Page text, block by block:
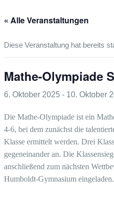
« Alle Veranstaltungen
Diese Veranstaltung hat bereits
Mathe-Olympiade
6. Oktober 2025 - 10. Oktober
Die Mathe-Olympiade ist ein
4-6, bei dem zunächst die
Klasse ermittelt werden. Drei
gegeneinander an. Die
anschließend zum nächsten
Humboldt-Gymnasium eingeladen.